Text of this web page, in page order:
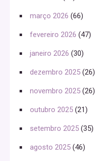
março 2026 (66)
fevereiro 2026 (47)
janeiro 2026 (30)
dezembro 2025 (26)
novembro 2025 (26)
outubro 2025 (21)
setembro 2025 (35)
agosto 2025 (46)